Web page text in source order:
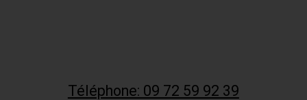
Téléphone: 09 72 59 92 39